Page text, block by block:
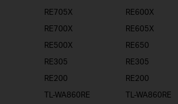
RE705X RE600X
RE700X RE605X
RE500X RE650
RE305 RE305
RE200 RE200
TL-WA860RE TL-WA860RE